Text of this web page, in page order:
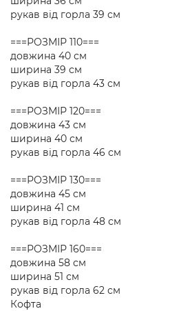
рукав від горла 39 см
===РОЗМІР 110===
довжина 40 см
ширина 39 см
рукав від горла 43 см
===РОЗМІР 120===
довжина 43 см
ширина 40 см
рукав від горла 46 см
===РОЗМІР 130===
довжина 45 см
ширина 41 см
рукав від горла 48 см
===РОЗМІР 160===
довжина 58 см
ширина 51 см
рукав від горла 62 см
Кофта